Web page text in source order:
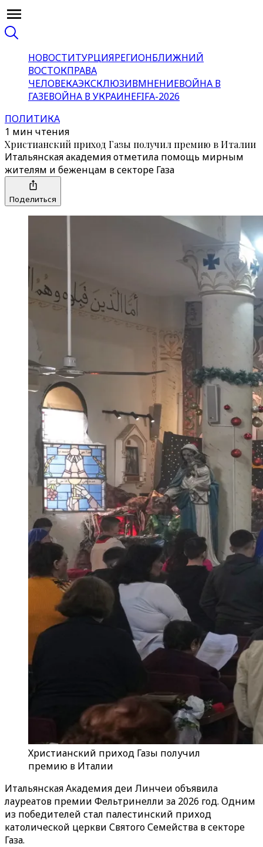
НОВОСТИТУРЦИЯРЕГИОНБЛИЖНИЙ
ВОСТОКПРАВА
ЧЕЛОВЕКАЭКСКЛЮЗИВМНЕНИЕВОЙНА В
ГАЗЕВОЙНА В УКРАИНЕFIFA-2026
ПОЛИТИКА
1 мин чтения
Христианский приход Газы получил премию в Италии
Итальянская академия отметила помощь мирным
жителям и беженцам в секторе Газа
Поделиться
Христианский приход Газы получил
премию в Италии
Итальянская Академия деи Линчеи объявила
лауреатов премии Фельтринелли за 2026 год. Одним
из победителей стал палестинский приход
католической церкви Святого Семейства в секторе
Газа.